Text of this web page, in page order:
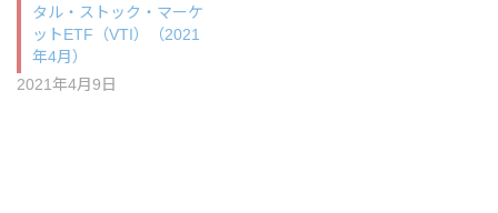
タル・ストック・マーケ
ットETF（VTI）（2021
年4月）
2021年4月9日